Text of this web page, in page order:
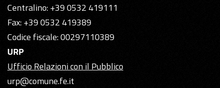
Centralino: +39 0532 419111
Fax: +39 0532 419389
Codice fiscale: 00297110389
URP
Ufficio Relazioni con il Pubblico
urp@comune.fe.it